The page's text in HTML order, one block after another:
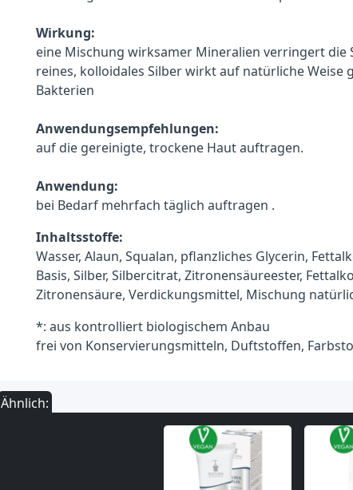
Wirkung:
eine Mischung wirksamer Mineralien verringert die
reines, kolloidales Silber wirkt auf natürliche Weise
Bakterien
Anwendungsempfehlungen:
auf die gereinigte, trockene Haut auftragen.
Anwendung:
bei Bedarf mehrfach täglich auftragen .
Inhaltsstoffe:
Wasser, Alaun, Squalan, pflanzliches Glycerin,
Basis, Silber, Silbercitrat, Zitronensäureester,
Zitronensäure, Verdickungsmittel, Mischung
*: aus kontrolliert biologischem Anbau
frei von Konservierungsmitteln, Duftstoffen,
Ähnlich: